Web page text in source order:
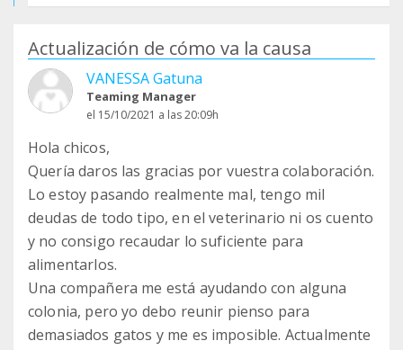
Actualización de cómo va la causa
VANESSA Gatuna
Teaming Manager
el 15/10/2021 a las 20:09h
Hola chicos,
Quería daros las gracias por vuestra colaboración.
Lo estoy pasando realmente mal, tengo mil
deudas de todo tipo, en el veterinario ni os cuento
y no consigo recaudar lo suficiente para
alimentarlos.
Una compañera me está ayudando con alguna
colonia, pero yo debo reunir pienso para
demasiados gatos y me es imposible. Actualmente